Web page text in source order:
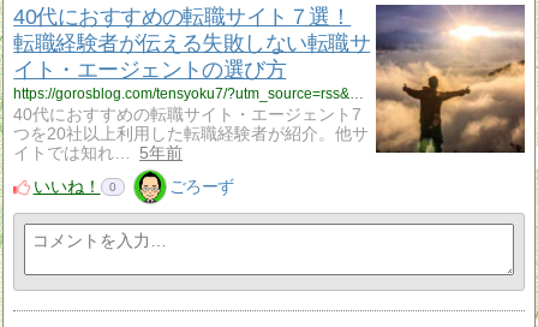
40代におすすめの転職サイト７選！
転職経験者が伝える失敗しない転職サ
イト・エージェントの選び方
40代におすすめの転職サイト・エージェント7
つを20社以上利用した転職経験者が紹介。他サ
イトでは知れ…
5年前
いいね！
0 ごろーず